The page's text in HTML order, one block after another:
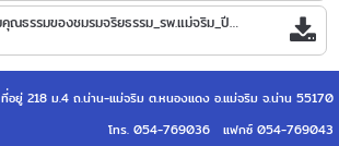
แผนปฏิบัติส่งเสริมคุณธรรมของชมรมจริยธรรม_รพ.แม่จริม_ปีงบประมาณ_พ.ศ.2566.pdf
ที่อยู่ 218 ม.4 ถ.น่าน-แม่จริม ต.หนองแดง อ.แม่จริม จ.น่าน 55170
โทร. 054-769036 แฟกซ์ 054-769043